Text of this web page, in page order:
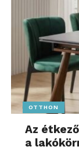
OTTHON
Az
a